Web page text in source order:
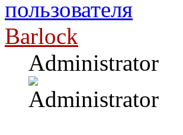
Barlock
Administrator